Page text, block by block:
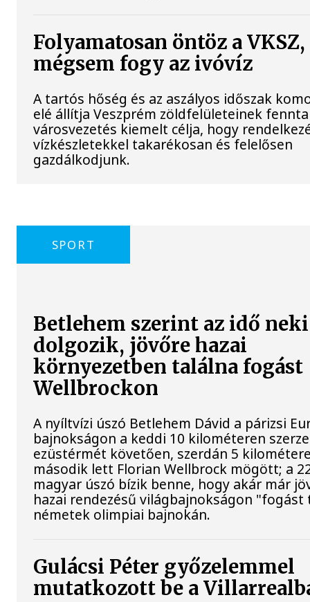
Folyamatosan öntöz a VKSZ,
mégsem fogy az ivóvíz
A tartós hőség és az aszályos időszak
elé állítja Veszprém zöldfelületeinek
városvezetés kiemelt célja, hogy
vízkészletekkel takarékosan és felelősen
gazdálkodjunk.
SPORT
Betlehem szerint az idő neki
dolgozik, jövőre hazai
környezetben találna fogást
Wellbrockon
A nyíltvízi úszó Betlehem Dávid a párizsi
bajnokságon a keddi 10 kilométeren
ezüstérmét követően, szerdán 5
második lett Florian Wellbrock mögött; a
magyar úszó bízik benne, hogy akár már
hazai rendezésű világbajnokságon "fogást
németek olimpiai bajnokán.
Gulácsi Péter győzelemmel
mutatkozott be a